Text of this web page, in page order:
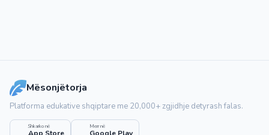
Mësonjëtorja
Platforma edukative shqiptare me 20,000+ zgjidhje detyrash falas.
Shkarko në Merr në